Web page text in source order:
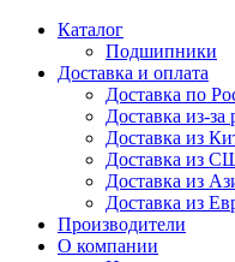
Каталог
Подшипники
Доставка и оплата
Доставка по
Доставка из-за
Доставка из
Доставка из
Доставка из
Доставка из
Производители
О компании